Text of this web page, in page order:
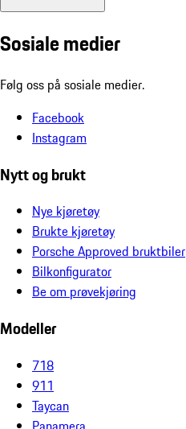
Sosiale medier
Følg oss på sosiale medier.
Facebook
Instagram
Nytt og brukt
Nye kjøretøy
Brukte kjøretøy
Porsche Approved bruktbiler
Bilkonfigurator
Be om prøvekjøring
Modeller
718
911
Taycan